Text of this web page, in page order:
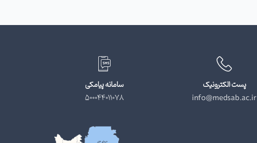
پست الکترونیک
info@medsab.ac.ir
سامانه پیامکی
500044011078